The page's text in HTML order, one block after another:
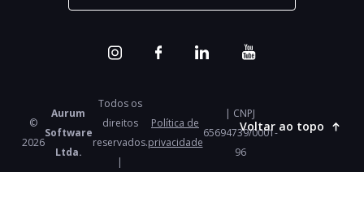
©
2026
Aurum
Software
Ltda.
Todos os
direitos
reservados.
|
Política de
privacidade
| CNPJ
65694739/0001-
96
Voltar ao topo